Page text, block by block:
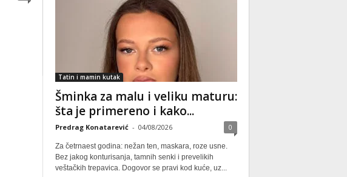
Tatin i mamin kutak
Šminka za malu i veliku maturu:
šta je primereno i kako...
Predrag Konatarević - 04/08/2026 0
Za četrnaest godina: nežan ten, maskara, roze usne.
Bez jakog konturisanja, tamnih senki i prevelikih
veštačkih trepavica. Dogovor se pravi kod kuće, uz...